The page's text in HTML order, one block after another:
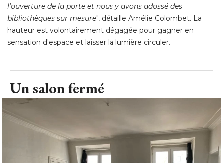
l'ouverture de la porte et nous y avons adossé des
bibliothèques sur mesure", détaille Amélie Colombet. La
hauteur est volontairement dégagée pour gagner en
sensation d'espace et laisser la lumière circuler.
Un salon fermé